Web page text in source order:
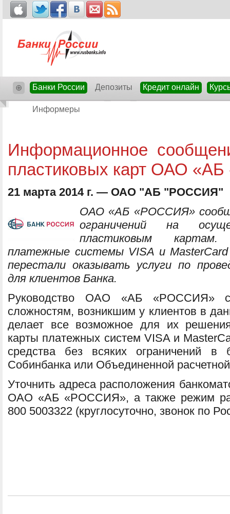
⊕ Банки России Депозиты Кредит онлайн
Информеры
Информационное
пластиковых карт ОАО
21 марта 2014 г. — ОАО "АБ "РОССИЯ"
ОАО «АБ «РОССИЯ»
ограничений на
пластиковым картам.
платежные системы VISA и MasterCard
перестали оказывать услуги по
для клиентов Банка.
Руководство ОАО «АБ «РОССИЯ» с
сложностям, возникшим у клиентов в
делает все возможное для их
карты платежных систем VISA и
средства без всяких ограничений
Собинбанка или Объединенной
Уточнить адреса расположения
ОАО «АБ «РОССИЯ», а также режим
800 5003322 (круглосуточно, звонок по